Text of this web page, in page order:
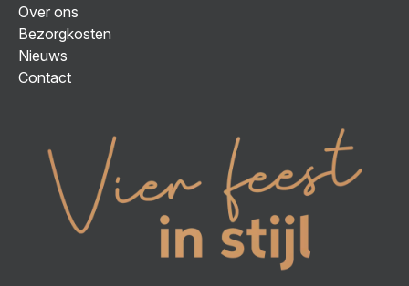
Over ons
Bezorgkosten
Nieuws
Contact